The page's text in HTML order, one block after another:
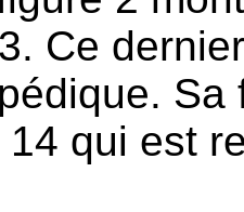
Ce
qui est